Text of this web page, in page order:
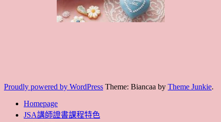
Proudly powered by WordPress Theme: Biancaa by Theme Junkie.
Homepage
JSA講師證書課程特色